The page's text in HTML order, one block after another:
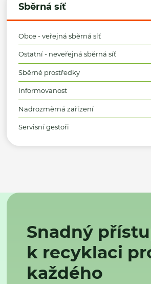
Sběrná síť
Obce - veřejná sběrná síť
Ostatní - neveřejná sběrná síť
Sběrné prostředky
Informovanost
Nadrozměrná zařízení
Servisní gestoři
Snadný
k recyklaci
každého